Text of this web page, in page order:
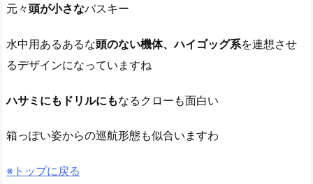
元々頭が小さなバスキー
水中用あるあるな頭のない機体、ハイゴッグ系を連想させ
るデザインになっていますね
ハサミにもドリルにもなるクローも面白い
箱っぽい姿からの巡航形態も似合いますわ
※トップに戻る